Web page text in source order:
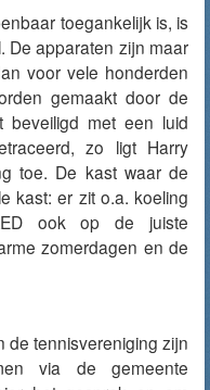
toegankelijk is, is
De apparaten zijn maar
voor vele honderden
gemaakt door de
beveiligd met een luid
zo ligt Harry
toe. De kast waar de
kast: er zit o.a. koeling
ook op de juiste
zomerdagen en de
de tennisvereniging zijn
via de gemeente